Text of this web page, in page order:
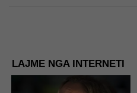
LAJME NGA INTERNETI